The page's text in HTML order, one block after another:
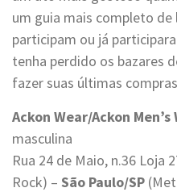
um guia mais completo
participam ou já
tenha perdido os bazares
fazer suas últimas
Ackon Wear/Ackon Men’s
masculina
Rua 24 de Maio, n.36 Loja
Rock) – São Paulo/SP